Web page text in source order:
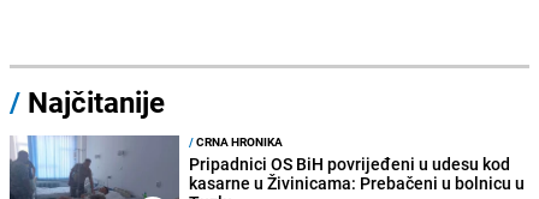
/ Najčitanije
/CRNA HRONIKA
Pripadnici OS BiH povrijeđeni u udesu kod
kasarne u Živinicama: Prebačeni u bolnicu u